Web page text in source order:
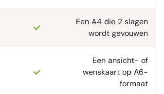
Een A4 die 2 slagen
wordt gevouwen
Een ansicht- of
wenskaart op A6-
formaat